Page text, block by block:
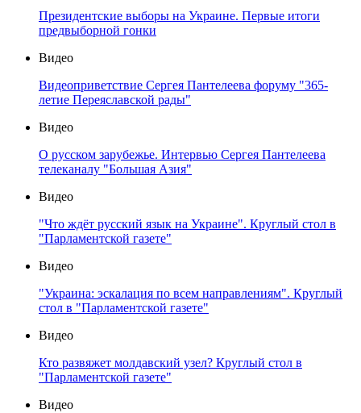
Президентские выборы на Украине. Первые итоги
предвыборной гонки
Видео
Видеоприветствие Сергея Пантелеева форуму "365-
летие Переяславской рады"
Видео
О русском зарубежье. Интервью Сергея Пантелеева
телеканалу "Большая Азия"
Видео
"Что ждёт русский язык на Украине". Круглый стол в
"Парламентской газете"
Видео
"Украина: эскалация по всем направлениям". Круглый
стол в "Парламентской газете"
Видео
Кто развяжет молдавский узел? Круглый стол в
"Парламентской газете"
Видео